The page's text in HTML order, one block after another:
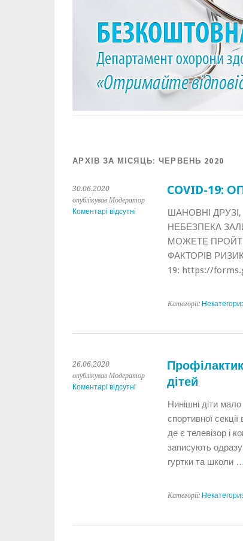
АРХІВ ЗА МІСЯЦЬ: ЧЕРВЕНЬ 2020
30.06.2020
опублікував Модератор
Коментарі відсутні
COVID-19:
ШАНОВНІ
НЕБЕЗПЕКА
МОЖЕТЕ
ФАКТОРІВ
19: https://
Категорії:
26.06.2020
опублікував Модератор
Коментарі відсутні
дітей
Нинішні діти
спортивної
де є телевізор і
записують
гуртки та школи …
Категорії: